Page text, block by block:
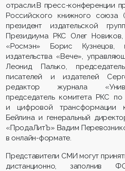
отрасли.В пресс-конференции
Российского книжного союза
президент издательской
Президиума РКС Олег Новиков,
«Росмэн» Борис Кузнецов,
издательства «Вече»,
Леонид Палько,
писателей и издателей
редактор журнала
председатель комитета РКС
и цифровой трансформации
Бейлина и генеральный
«ПродаЛитЪ» Вадим
в онлайн-формате.
Представители СМИ могут
дистанционно, заполнив